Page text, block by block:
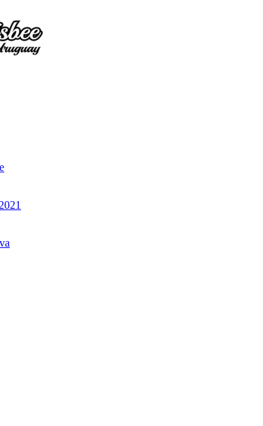
Uruguay! Aquí encontraras información sobre el